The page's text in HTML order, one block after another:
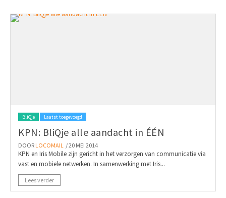
BliQje Laatst toegevoegd
KPN: BliQje alle aandacht in ÉÉN
DOOR LOCOMAIL / 20 MEI 2014
KPN en Iris Mobile zijn gericht in het verzorgen van communicatie via
vast en mobiele netwerken. In samenwerking met Iris...
Lees verder